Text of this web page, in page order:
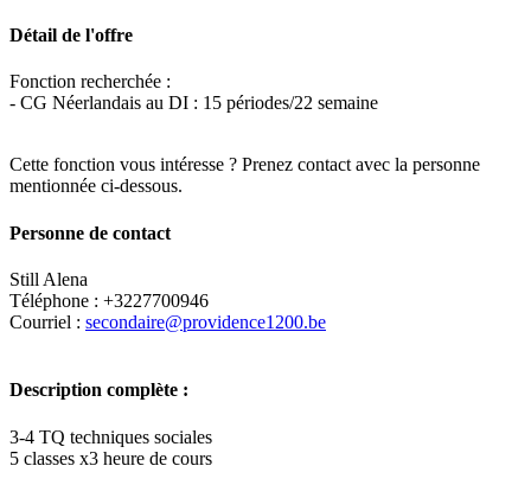
Détail de l'offre
Fonction recherchée :
- CG Néerlandais au DI : 15 périodes/22 semaine
Cette fonction vous intéresse ? Prenez contact avec la personne
mentionnée ci-dessous.
Personne de contact
Still Alena
Téléphone : +3227700946
Courriel : secondaire@providence1200.be
Description complète :
3-4 TQ techniques sociales
5 classes x3 heure de coursLeaflet